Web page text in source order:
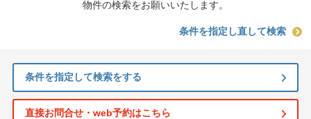
物件の検索をお願いいたします。
条件を指定し直して検索
条件を指定して検索をする
直接お問合せ・web予約はこちら